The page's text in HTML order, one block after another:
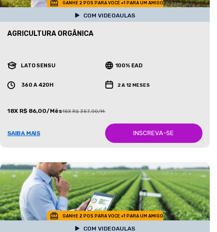
GANHE 2 POS PARA VOCE +1 PARA UM AMIGO
COM VIDEOAULAS
AGRICULTURA ORGÂNICA
LATO SENSU 100% EAD
360 A 420H 2 A 12 MESES
18X R$ 86,00/Mês18X R$ 387,00/Mês
SAIBA MAIS INSCREVA-SE
GANHE 2 POS PARA VOCE +1 PARA UM AMIGO
COM VIDEOAULAS